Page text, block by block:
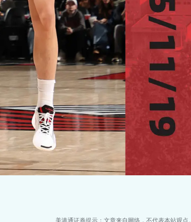
美港通证券提示：文章来自网络，不代表本站观点。